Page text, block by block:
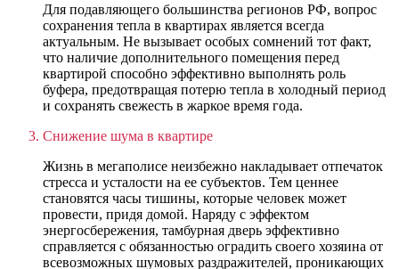
Для подавляющего большинства регионов РФ, вопрос
сохранения тепла в квартирах является всегда
актуальным. Не вызывает особых сомнений тот факт,
что наличие дополнительного помещения перед
квартирой способно эффективно выполнять роль
буфера, предотвращая потерю тепла в холодный период
и сохранять свежесть в жаркое время года.
Снижение шума в квартире
Жизнь в мегаполисе неизбежно накладывает отпечаток
стресса и усталости на ее субъектов. Тем ценнее
становятся часы тишины, которые человек может
провести, придя домой. Наряду с эффектом
энергосбережения, тамбурная дверь эффективно
справляется с обязанностью оградить своего хозяина от
всевозможных шумовых раздражителей, проникающих